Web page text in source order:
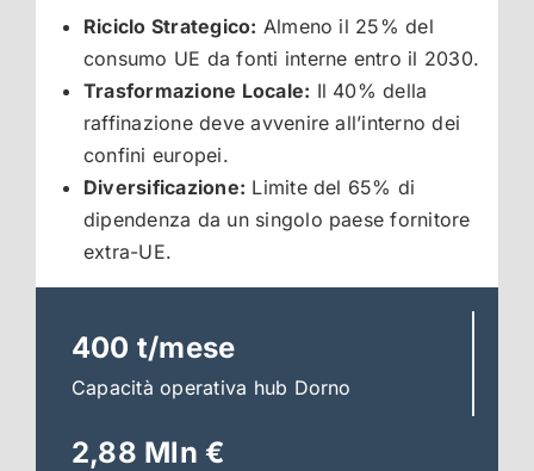
Riciclo Strategico: Almeno il 25% del
consumo UE da fonti interne entro il 2030.
Trasformazione Locale: Il 40% della
raffinazione deve avvenire all’interno dei
confini europei.
Diversificazione: Limite del 65% di
dipendenza da un singolo paese fornitore
extra-UE.
400 t/mese
Capacità operativa hub Dorno
2,88 Mln €